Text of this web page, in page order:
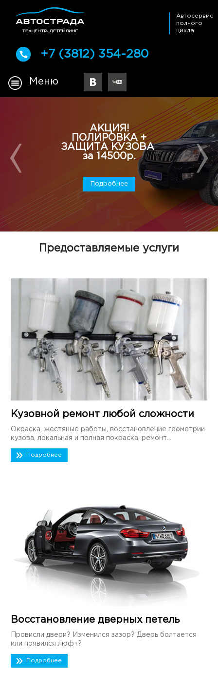
+7 (3812) 354-280
Автосервис
полного
цикла
Меню
АКЦИЯ!
ПОЛИРОВКА +
ЗАЩИТА КУЗОВА
за 14500р.
Подробнее
Предоставляемые услуги
Кузовной ремонт любой сложности
Окраска, жестяные работы, восстановление геометрии
кузова, локальная и полная покраска, ремонт...
Подробнее
Восстановление дверных петель
Провисли двери? Изменился зазор? Дверь болтается
или появился люфт?
Подробнее